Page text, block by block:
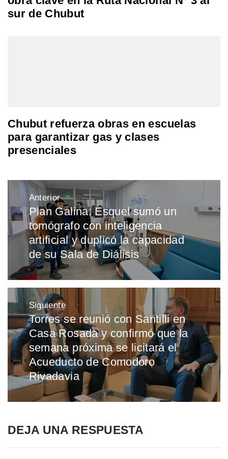
sur de Chubut
Chubut refuerza obras en escuelas
para garantizar gas y clases
presenciales
Navegación
de
entradas
Anterior
Entrada
anterior:
Plan Galina: Esquel sumó un
tomógrafo con inteligencia
artificial y duplicó la capacidad
de su Sala de Diálisis
Siguiente
Entrada
siguiente:
Torres se reunió con Santilli en
Casa Rosada y confirmó que la
semana próxima se licitará el
Acueducto de Comodoro
Rivadavia
DEJA UNA RESPUESTA